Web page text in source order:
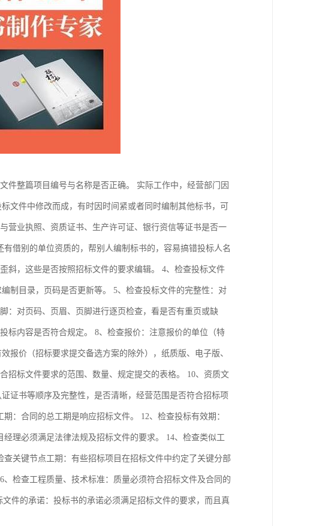
件整篇项目编号与名称是否正确。 实际工作中，经营部门因
文件中修改而成，有时因时间紧或者同时编制其他标书，可
营业执照、资质证书、生产许可证、银行资信等证书是否一
借别的单位资质的，帮别人编制标书的，容易搞错投标人名
斜，这些是否按照招标文件的要求编辑。 4、检查投标文件
制目录，页码是否更新等。 5、检查投标文件的完整性：对
：对页码、页眉、页脚进行逐页检查，看是否有重页或缺
标内容是否符合规定。 8、检查报价：注意报价的单位（特
报价（招标要求提交备选方案的除外），纸质版、电子版、
招标文件要求的范围、数量、规定提交的表格。 10、资质文
证书等顺序及完整性，是否清晰，经营范围是否符合招标项
：合同的总工期是响应招标文件。 12、检查投标有效期：
理必须满足法律法规及招标文件的要求。 14、检查类似工
关键节点工期：有些招标项目在招标文件中约定了关键分部
检查工程质量、技术标准：质量必须符合招标文件及合同的
件的承诺：投标书的承诺必须满足招标文件的要求，而且真